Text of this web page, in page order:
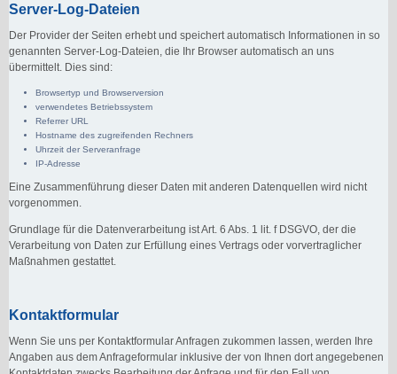
Server-Log-Dateien
Der Provider der Seiten erhebt und speichert automatisch Informationen in so
genannten Server-Log-Dateien, die Ihr Browser automatisch an uns
übermittelt. Dies sind:
Browsertyp und Browserversion
verwendetes Betriebssystem
Referrer URL
Hostname des zugreifenden Rechners
Uhrzeit der Serveranfrage
IP-Adresse
Eine Zusammenführung dieser Daten mit anderen Datenquellen wird nicht
vorgenommen.
Grundlage für die Datenverarbeitung ist Art. 6 Abs. 1 lit. f DSGVO, der die
Verarbeitung von Daten zur Erfüllung eines Vertrags oder vorvertraglicher
Maßnahmen gestattet.
Kontaktformular
Wenn Sie uns per Kontaktformular Anfragen zukommen lassen, werden Ihre
Angaben aus dem Anfrageformular inklusive der von Ihnen dort angegebenen